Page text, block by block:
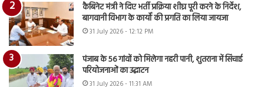
कैबिनेट मंत्री ने दिए भर्ती प्रक्रिया शीघ्र पूरी करने के निर्देश,
बागवानी विभाग के कार्यों की प्रगति का लिया जायजा
31 July 2026 - 12:12 PM
पंजाब के 56 गांवों को मिलेगा नहरी पानी, शुतराना में सिंचाई
परियोजनाओं का उद्घाटन
31 July 2026 - 11:31 AM